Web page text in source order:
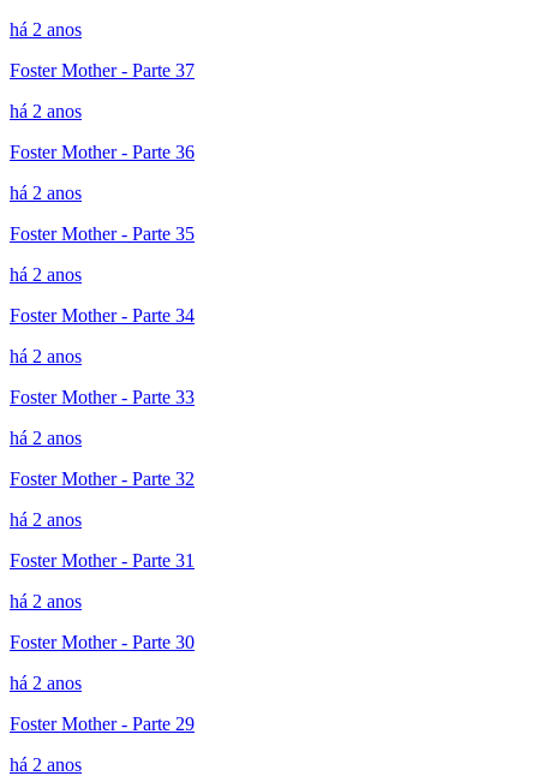
há 2 anos
Foster Mother - Parte 37
há 2 anos
Foster Mother - Parte 36
há 2 anos
Foster Mother - Parte 35
há 2 anos
Foster Mother - Parte 34
há 2 anos
Foster Mother - Parte 33
há 2 anos
Foster Mother - Parte 32
há 2 anos
Foster Mother - Parte 31
há 2 anos
Foster Mother - Parte 30
há 2 anos
Foster Mother - Parte 29
há 2 anos